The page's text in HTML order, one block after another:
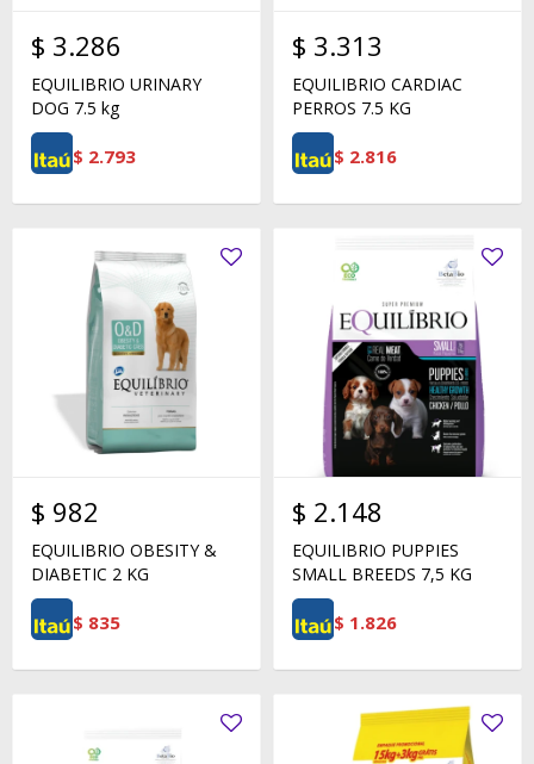
$ 3.286
EQUILIBRIO URINARY
DOG 7.5 kg
$ 2.793
$ 3.313
EQUILIBRIO CARDIAC
PERROS 7.5 KG
$ 2.816
$ 982
EQUILIBRIO OBESITY &
DIABETIC 2 KG
$ 835
$ 2.148
EQUILIBRIO PUPPIES
SMALL BREEDS 7,5 KG
$ 1.826